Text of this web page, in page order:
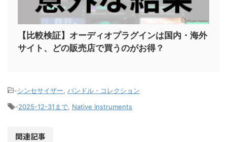
【比較検証】オーディオプラグインは国内・海外
サイト、どの販売店で買うのがお得？
-シンセサイザー バンドル・コレクション
-2025-12-31まで Native Instruments
関連記事